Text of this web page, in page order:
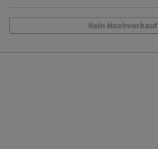
Kein Nachverkauf